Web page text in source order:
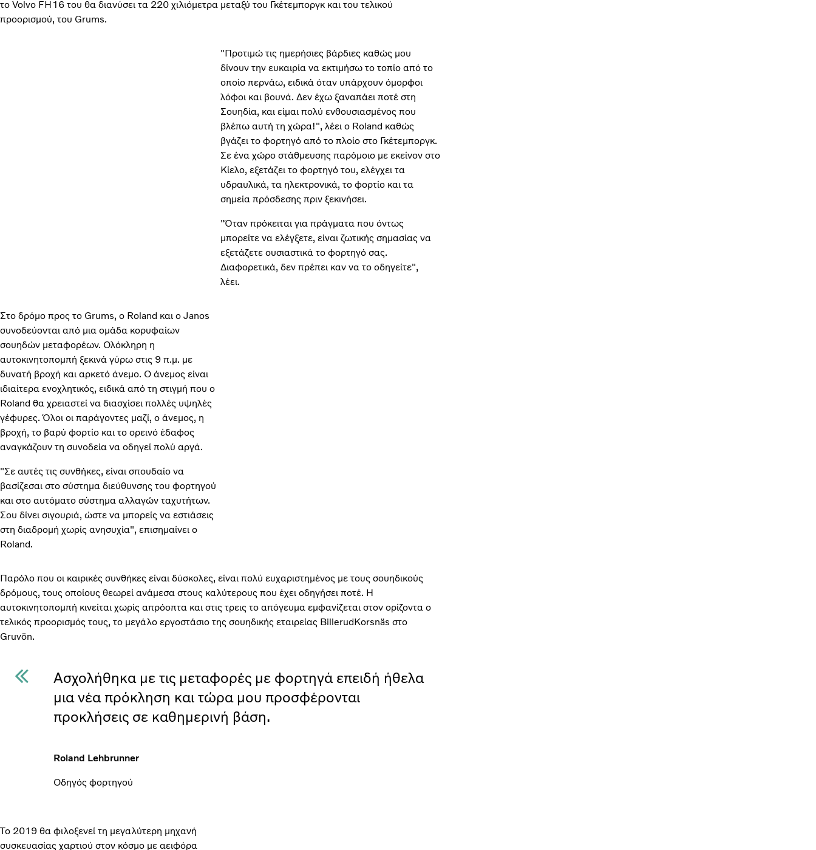
το Volvo FH16 του θα διανύσει τα 220 χιλιόμετρα μεταξύ του Γκέτεμποργκ και του τελικού
προορισμού, του Grums.
"Προτιμώ τις ημερήσιες βάρδιες καθώς μου
δίνουν την ευκαιρία να εκτιμήσω το τοπίο από το
οποίο περνάω, ειδικά όταν υπάρχουν όμορφοι
λόφοι και βουνά. Δεν έχω ξαναπάει ποτέ στη
Σουηδία, και είμαι πολύ ενθουσιασμένος που
βλέπω αυτή τη χώρα!", λέει ο Roland καθώς
βγάζει το φορτηγό από το πλοίο στο Γκέτεμποργκ.
Σε ένα χώρο στάθμευσης παρόμοιο με εκείνον στο
Κίελο, εξετάζει το φορτηγό του, ελέγχει τα
υδραυλικά, τα ηλεκτρονικά, το φορτίο και τα
σημεία πρόσδεσης πριν ξεκινήσει.
"Όταν πρόκειται για πράγματα που όντως
μπορείτε να ελέγξετε, είναι ζωτικής σημασίας να
εξετάζετε ουσιαστικά το φορτηγό σας.
Διαφορετικά, δεν πρέπει καν να το οδηγείτε",
λέει.
Στο δρόμο προς το Grums, ο Roland και ο Janos
συνοδεύονται από μια ομάδα κορυφαίων
σουηδών μεταφορέων. Ολόκληρη η
αυτοκινητοπομπή ξεκινά γύρω στις 9 π.μ. με
δυνατή βροχή και αρκετό άνεμο. Ο άνεμος είναι
ιδιαίτερα ενοχλητικός, ειδικά από τη στιγμή που ο
Roland θα χρειαστεί να διασχίσει πολλές υψηλές
γέφυρες. Όλοι οι παράγοντες μαζί, ο άνεμος, η
βροχή, το βαρύ φορτίο και το ορεινό έδαφος
αναγκάζουν τη συνοδεία να οδηγεί πολύ αργά.
"Σε αυτές τις συνθήκες, είναι σπουδαίο να
βασίζεσαι στο σύστημα διεύθυνσης του φορτηγού
και στο αυτόματο σύστημα αλλαγών ταχυτήτων.
Σου δίνει σιγουριά, ώστε να μπορείς να εστιάσεις
στη διαδρομή χωρίς ανησυχία", επισημαίνει ο
Roland.
Παρόλο που οι καιρικές συνθήκες είναι δύσκολες, είναι πολύ ευχαριστημένος με τους σουηδικούς
δρόμους, τους οποίους θεωρεί ανάμεσα στους καλύτερους που έχει οδηγήσει ποτέ. Η
αυτοκινητοπομπή κινείται χωρίς απρόοπτα και στις τρεις το απόγευμα εμφανίζεται στον ορίζοντα ο
τελικός προορισμός τους, το μεγάλο εργοστάσιο της σουηδικής εταιρείας BillerudKorsnäs στο
Gruvön.
Ασχολήθηκα με τις μεταφορές με φορτηγά επειδή ήθελα
μια νέα πρόκληση και τώρα μου προσφέρονται
προκλήσεις σε καθημερινή βάση.
Roland Lehbrunner
Οδηγός φορτηγού
Το 2019 θα φιλοξενεί τη μεγαλύτερη μηχανή
συσκευασίας χαρτιού στον κόσμο με αειφόρα